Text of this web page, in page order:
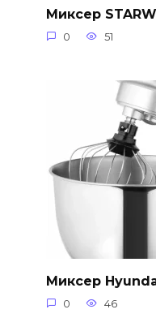
Миксер
0 51
Миксер
0 46